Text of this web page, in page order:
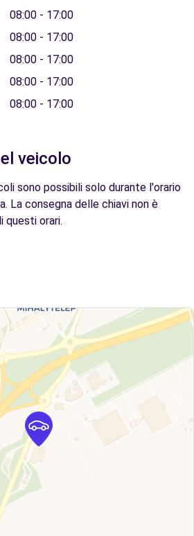
08:00 - 17:00
08:00 - 17:00
08:00 - 17:00
08:00 - 17:00
08:00 - 17:00
veicolo
sono possibili solo durante l'orario
La consegna delle chiavi non è
questi orari.